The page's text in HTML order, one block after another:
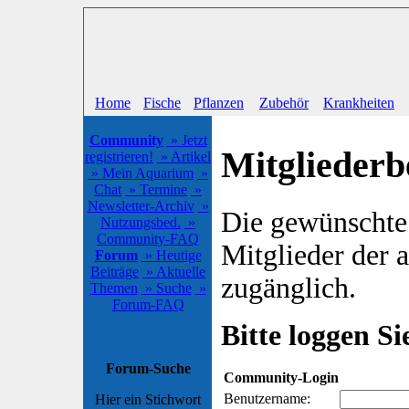
Home Fische Pflanzen Zubehör Krankheiten
Community » Jetzt
registrieren! » Artikel
» Mein Aquarium »
Chat » Termine »
Newsletter-Archiv »
Nutzungsbed. »
Community-FAQ
Forum » Heutige
Beiträge » Aktuelle
Themen » Suche »
Forum-FAQ
Forum-Suche
Hier ein Stichwort
Die
Mitglieder der
zugänglich.
Bitte loggen
Community-Login
Benutzername: